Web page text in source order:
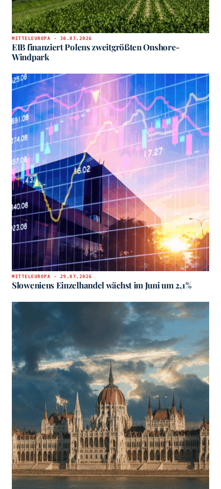
MITTELEUROPA · 30.07.2026
EIB finanziert Polens zweitgrößten Onshore-
Windpark
MITTELEUROPA · 29.07.2026
Sloweniens Einzelhandel wächst im Juni um 2,1%